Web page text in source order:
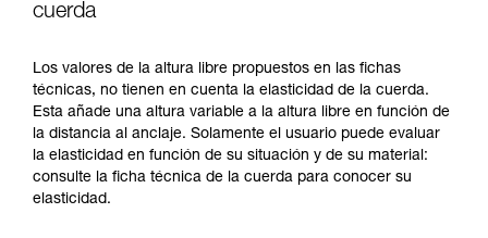
cuerda
Los valores de la altura libre propuestos en las fichas
técnicas, no tienen en cuenta la elasticidad de la cuerda.
Esta añade una altura variable a la altura libre en función de
la distancia al anclaje. Solamente el usuario puede evaluar
la elasticidad en función de su situación y de su material:
consulte la ficha técnica de la cuerda para conocer su
elasticidad.